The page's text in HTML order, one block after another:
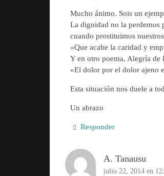
Mucho ánimo. Sois un
La dignidad no la perdemos
cuando prostituimos
«Que acabe la caridad y
Y en otro poema, Alegría de
«El dolor por el dolor ajeno
Esta situación nos duele a
Un abrazo
Responder
A. Tanausu
julio 22, 2014 en